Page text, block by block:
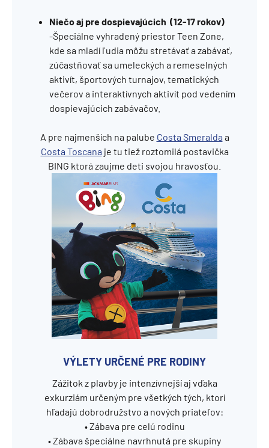
Niečo aj pre dospievajúcich (12-17 rokov)
-Špeciálne vyhradený priestor Teen Zone,
kde sa mladí ľudia môžu stretávať a zabávať,
zúčastňovať sa umeleckých a remeselných
aktivít, športových turnajov, tematických
večerov a interaktívnych aktivít pod vedením
dospievajúcich zabávačov.
A pre najmenších na palube Costa Smeralda a
Costa Toscana je tu tiež roztomilá postavička
BING ktorá zaujme deti svojou hravosťou.
VÝLETY URČENÉ PRE RODINY
Zážitok z plavby je intenzívnejší aj vďaka
exkurziám určeným pre všetkých tých, ktorí
hľadajú dobrodružstvo a nových priateľov:
• Zábava pre celú rodinu
• Zábava špeciálne navrhnutá pre skupiny